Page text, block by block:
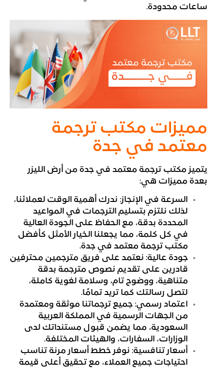
ساعات محدودة.
مميزات مكتب ترجمة
معتمد في جدة
يتميز مكتب ترجمة معتمد في جدة من أرض الليزر
بعدة مميزات هي:
السرعة في الإنجاز: ندرك أهمية الوقت لعملائنا،
لذلك نلتزم بتسليم الترجمات في المواعيد
المحددة بدقة، مع الحفاظ على الجودة العالية
في كل كلمة، مما يجعلنا الخيار الأمثل كأفضل
مكتب ترجمة معتمد في جدة.
جودة عالية: نعتمد على فريق مترجمين محترفين
قادرين على تقديم نصوص مترجمة بدقة
متناهية، ووضوح تام، وسلامة لغوية كاملة،
لتصل رسالتك كما تريد تمامًا.
اعتماد رسمي: جميع ترجماتنا موثقة ومعتمدة
من الجهات الرسمية في المملكة العربية
السعودية، مما يضمن قبول مستنداتك لدى
الوزارات، السفارات، والهيئات المختلفة.
أسعار تنافسية: نوفر خطط أسعار مرنة تناسب
احتياجات جميع العملاء، مع تحقيق أعلى قيمة